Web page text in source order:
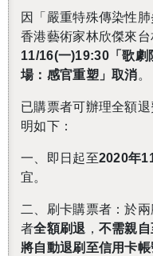
因「嚴重特殊傳染性
香港藝術家林欣傑來台
11/16(一)19:30「歌劇
場：感官重塑」取消。
已購票者可辦理全額
明如下：
一、即日起至2020年
宜。
二、刷卡購票者：於
者全額刷退 ， 不需親
將自動退刷至信用卡帳